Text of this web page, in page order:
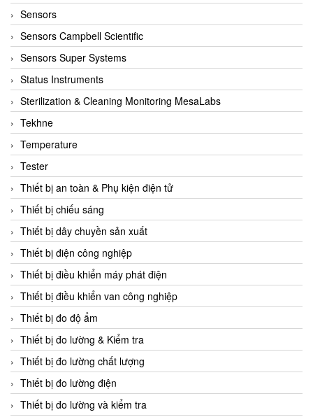
Campbell Scientific
Canneed Vietnam
Cantoni
CAPS
CAREL Parts
CCS
CD Automation
CEAG Sicherheitst
CEIA Vietnam
Celduc Vietnam
Cemb
Centec GmbH
CEQUBE
CHAUVIN ARNOUX
Checkline
Chino
Chiyoda Seiki
Chiyoda-Tsusho
Chongqing Huaneng
Sensors
Sensors Campbell Scientific
Sensors Super Systems
Status Instruments
Sterilization & Cleaning Monitoring MesaLabs
Tekhne
Temperature
Tester
Thiết bị an toàn & Phụ kiện điện tử
Thiết bị chiếu sáng
Thiết bị dây chuyền sản xuất
Thiết bị điện công nghiệp
Thiết bị điều khiển máy phát điện
Thiết bị điều khiển van công nghiệp
Thiết bị đo độ ẩm
Thiết bị đo lường & Kiểm tra
Thiết bị đo lường chất lượng
Thiết bị đo lường điện
Thiết bị đo lường và kiểm tra